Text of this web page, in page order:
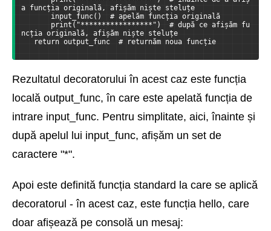
a funcția originală, afișăm niște steluțe
input_func()  # apelăm funcția originală
print("*****************")  # după ce afișăm fu
ncția originală, afișăm niște steluțe
return output_func  # returnăm noua funcție
Rezultatul decoratorului în acest caz este funcția
locală output_func, în care este apelată funcția de
intrare input_func. Pentru simplitate, aici, înainte și
după apelul lui input_func, afișăm un set de
caractere "*".
Apoi este definită funcția standard la care se aplică
decoratorul - în acest caz, este funcția hello, care
doar afișează pe consolă un mesaj: